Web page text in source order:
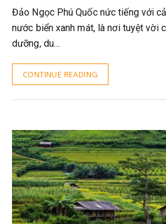
Đảo Ngọc Phú Quốc nức tiếng với
nước biển xanh mát, là nơi tuyệt vời
dưỡng, du…
CONTINUE READING